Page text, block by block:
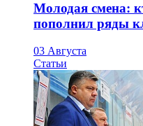
Молодая смена:
пополнил ряды
03 Августа
Статьи